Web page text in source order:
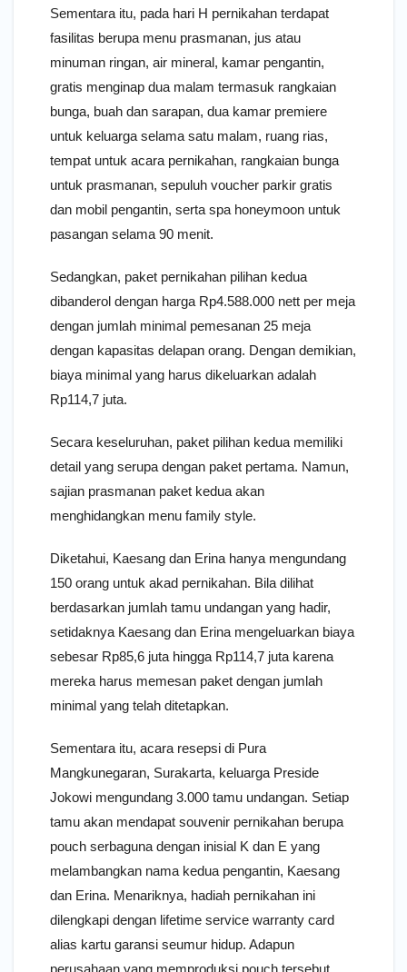
Sementara itu, pada hari H pernikahan terdapat
fasilitas berupa menu prasmanan, jus atau
minuman ringan, air mineral, kamar pengantin,
gratis menginap dua malam termasuk rangkaian
bunga, buah dan sarapan, dua kamar premiere
untuk keluarga selama satu malam, ruang rias,
tempat untuk acara pernikahan, rangkaian bunga
untuk prasmanan, sepuluh voucher parkir gratis
dan mobil pengantin, serta spa honeymoon untuk
pasangan selama 90 menit.
Sedangkan, paket pernikahan pilihan kedua
dibanderol dengan harga Rp4.588.000 nett per meja
dengan jumlah minimal pemesanan 25 meja
dengan kapasitas delapan orang. Dengan demikian,
biaya minimal yang harus dikeluarkan adalah
Rp114,7 juta.
Secara keseluruhan, paket pilihan kedua memiliki
detail yang serupa dengan paket pertama. Namun,
sajian prasmanan paket kedua akan
menghidangkan menu family style.
Diketahui, Kaesang dan Erina hanya mengundang
150 orang untuk akad pernikahan. Bila dilihat
berdasarkan jumlah tamu undangan yang hadir,
setidaknya Kaesang dan Erina mengeluarkan biaya
sebesar Rp85,6 juta hingga Rp114,7 juta karena
mereka harus memesan paket dengan jumlah
minimal yang telah ditetapkan.
Sementara itu, acara resepsi di Pura
Mangkunegaran, Surakarta, keluarga Preside
Jokowi mengundang 3.000 tamu undangan. Setiap
tamu akan mendapat souvenir pernikahan berupa
pouch serbaguna dengan inisial K dan E yang
melambangkan nama kedua pengantin, Kaesang
dan Erina. Menariknya, hadiah pernikahan ini
dilengkapi dengan lifetime service warranty card
alias kartu garansi seumur hidup. Adapun
perusahaan yang memproduksi pouch tersebut